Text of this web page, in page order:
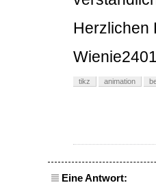
Herzlichen
Wienie2401
tikz animation
Eine Antwort: